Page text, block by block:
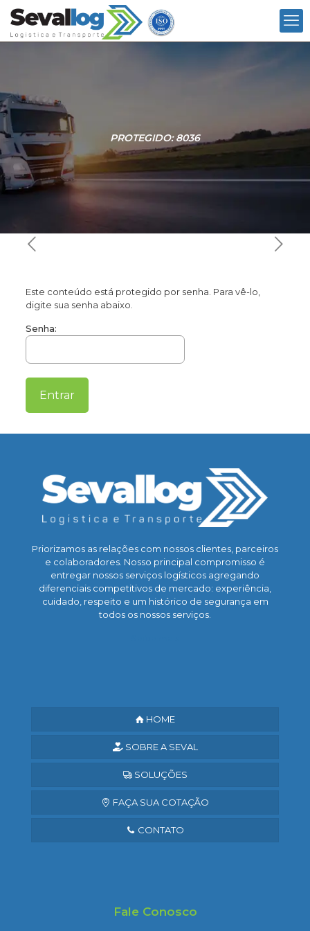
PROTEGIDO: 8036
Este conteúdo está protegido por senha. Para vê-lo,
digite sua senha abaixo.
Senha:
Priorizamos as relações com nossos clientes, parceiros
e colaboradores. Nosso principal compromisso é
entregar nossos serviços logísticos agregando
diferenciais competitivos de mercado: experiência,
cuidado, respeito e um histórico de segurança em
todos os nossos serviços.
HOME
SOBRE A SEVAL
SOLUÇÕES
FAÇA SUA COTAÇÃO
CONTATO
Fale Conosco